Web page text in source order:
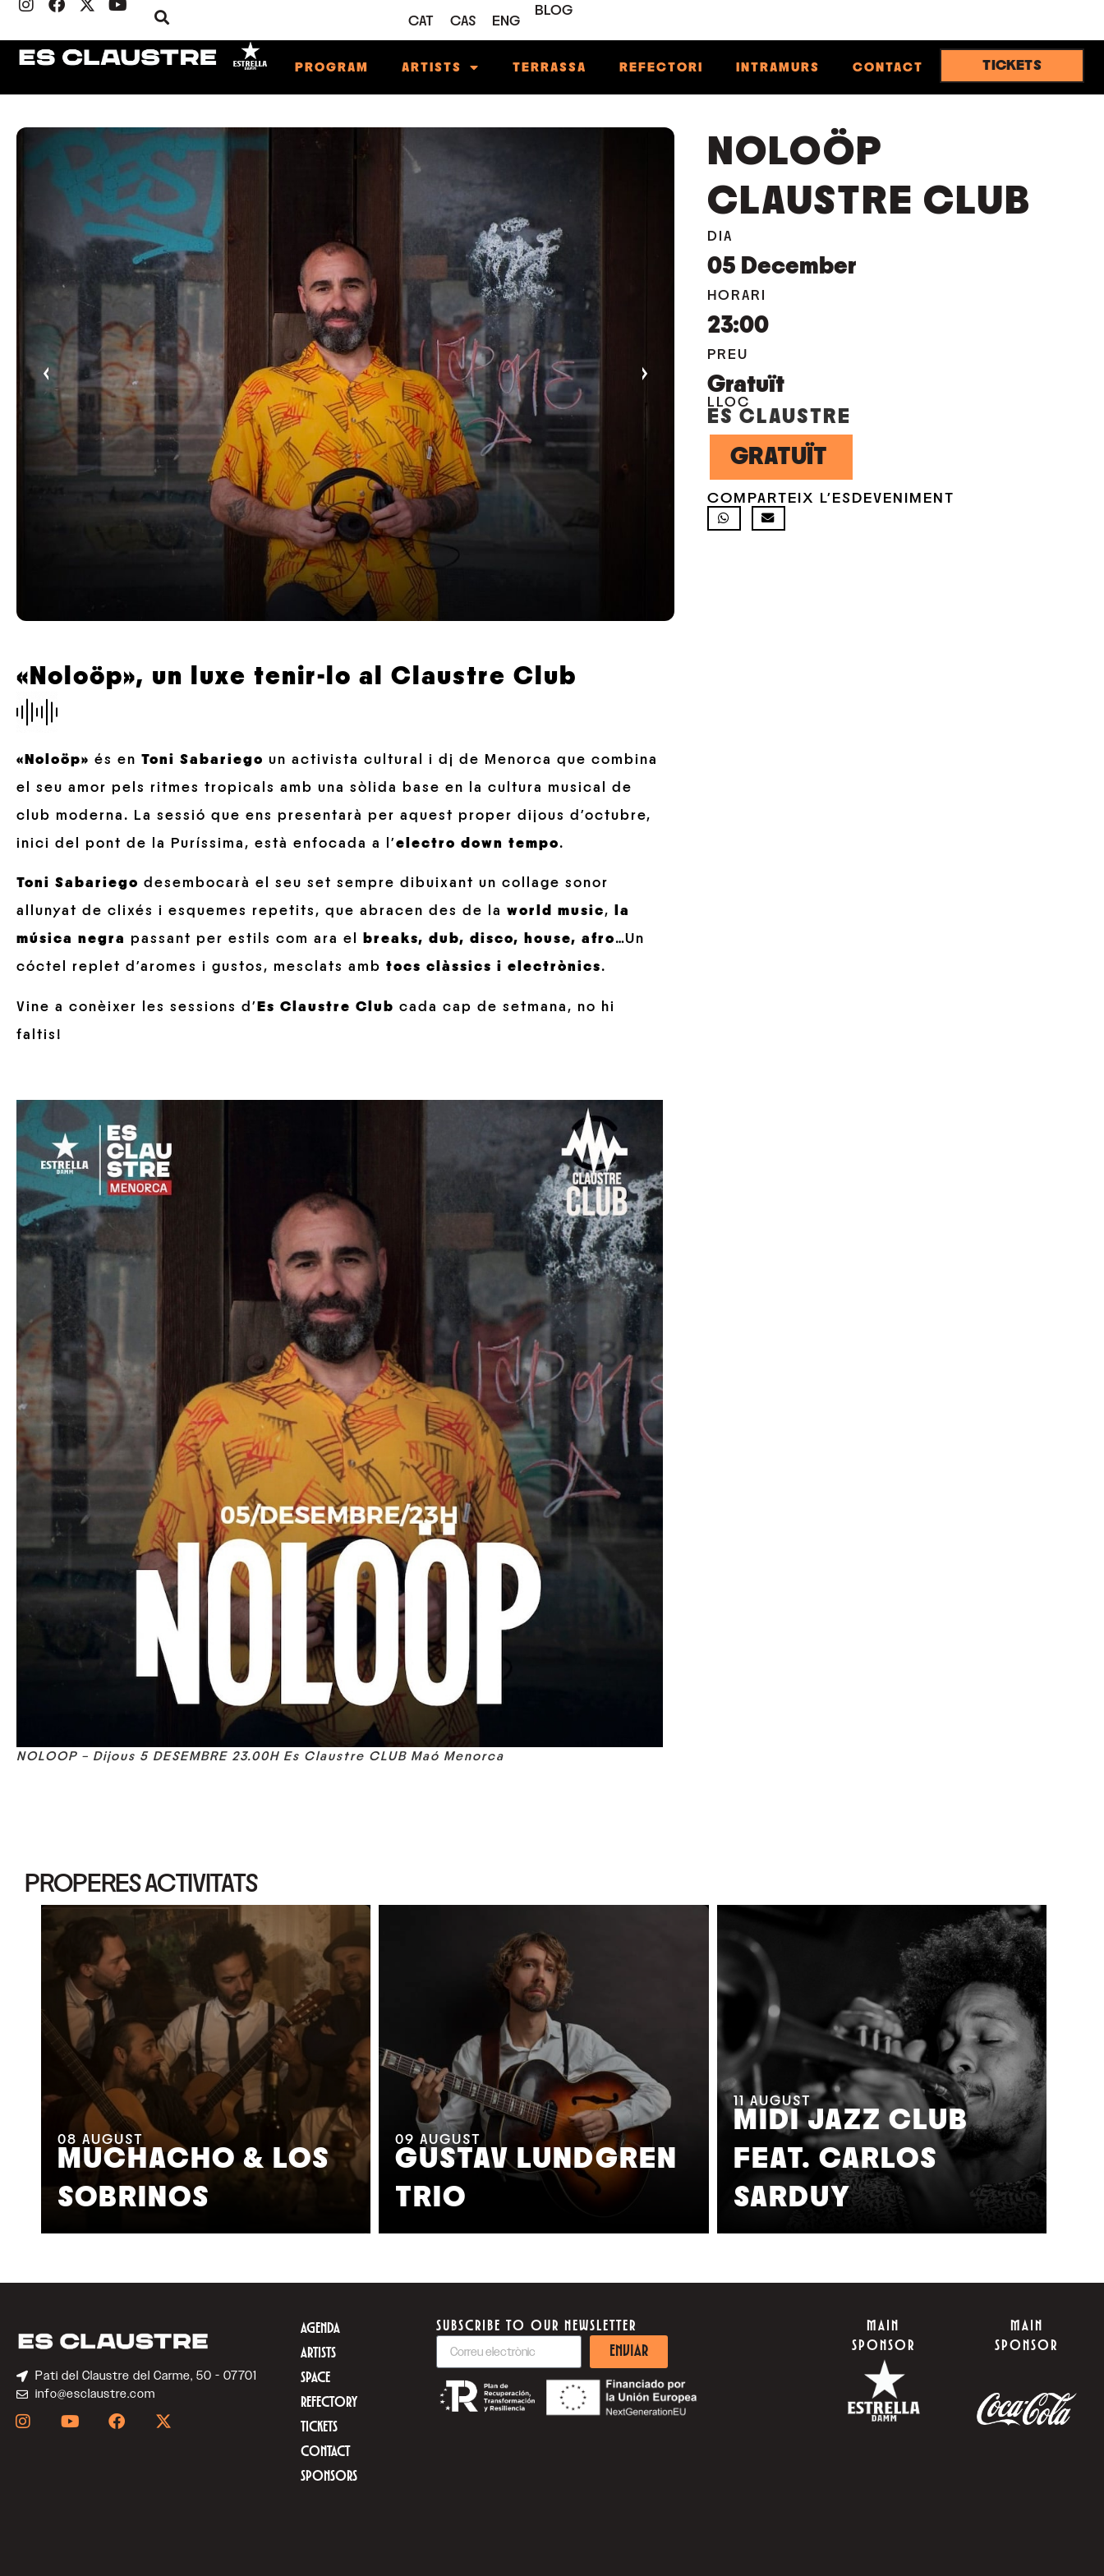
CAT CAS ENG
BLOG
PROGRAM ARTISTS TERRASSA REFECTORI INTRAMURS CONTACT TICKETS
‹ ›
NOLOÖP
CLAUSTRE CLUB
DIA
05 December
HORARI
23:00
PREU
Gratuït
LLOC
ES CLAUSTRE
GRATUÏT
COMPARTEIX L'ESDEVENIMENT
«Noloöp», un luxe tenir-lo al Claustre Club
«Noloöp» és en Toni Sabariego un activista cultural i dj de Menorca que combina
el seu amor pels ritmes tropicals amb una sòlida base en la cultura musical de
club moderna. La sessió que ens presentarà per aquest proper dijous d’octubre,
inici del pont de la Puríssima, està enfocada a l’electro down tempo.
Toni Sabariego desembocarà el seu set sempre dibuixant un collage sonor
allunyat de clixés i esquemes repetits, que abracen des de la world music,
la
música negra passant per estils com ara el breaks, dub, disco, house, afro…Un
cóctel replet d’aromes i gustos, mesclats amb tocs clàssics i electrònics.
Vine a conèixer les sessions d’ Es Claustre Club cada cap de setmana, no hi
faltis!
NOLOOP – Dijous 5 DESEMBRE 23.00H Es Claustre CLUB Maó Menorca
PROPERES ACTIVITATS
08 AUGUST
MUCHACHO & LOS
SOBRINOS
09 AUGUST
GUSTAV LUNDGREN
TRIO
11 AUGUST
MIDI JAZZ CLUB
FEAT. CARLOS
SARDUY
Pati del Claustre del Carme, 50 - 07701
info@esclaustre.com
AGENDA
ARTISTS
SPACE
REFECTORY
TICKETS
CONTACT
SPONSORS
SUBSCRIBE TO OUR NEWSLETTER
ENVIAR
MAIN
SPONSOR
MAIN
SPONSOR